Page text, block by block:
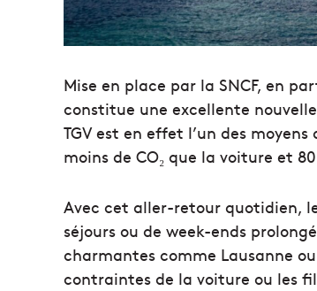
Mise en place par la SNCF, en
constitue une excellente
TGV est en effet l’un des
moins de CO₂ que la voiture et
Avec cet aller-retour quotidien,
séjours ou de week-ends
charmantes comme Lausanne
contraintes de la voiture ou les